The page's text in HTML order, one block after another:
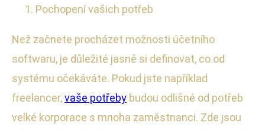
Pochopení vašich potřeb
Než začnete procházet možnosti účetního
softwaru, je důležité jasně si definovat, co od
systému očekáváte. Pokud jste například
freelancer,vaše potřeby budou odlišné od potřeb
velké korporace s mnoha zaměstnanci. Zde jsou